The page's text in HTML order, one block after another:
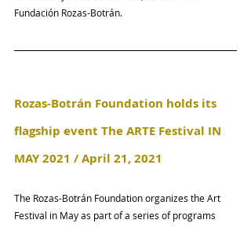
Fundación Rozas-Botrán.
Rozas-Botrán Foundation holds its
flagship event The ARTE Festival IN
MAY 2021 / April 21, 2021
The Rozas-Botrán Foundation organizes the Art
Festival in May as part of a series of programs